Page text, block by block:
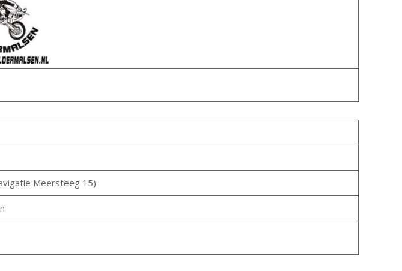
Meersteeg 15)